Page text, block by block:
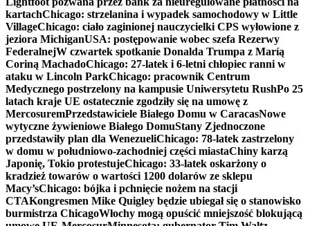
kartachChicago: strzelanina i wypadek samochodowy w Little
VillageChicago: ciało zaginionej nauczycielki CPS wyłowione z
jeziora MichiganUSA: postępowanie wobec szefa Rezerwy
FederalnejW czwartek spotkanie Donalda Trumpa z Maríą
Coriną MachadoChicago: 27-latek i 6-letni chłopiec ranni w
ataku w Lincoln ParkChicago: pracownik Centrum
Medycznego postrzelony na kampusie Uniwersytetu RushPo 25
latach kraje UE ostatecznie zgodziły się na umowę z
MercosuremPrzedstawiciele Białego Domu w CaracasNowe
wytyczne żywieniowe Białego DomuStany Zjednoczone
przedstawiły plan dla WenezueliChicago: 78-latek zastrzelony
w domu w południowo-zachodniej części miastaChiny karzą
Japonię, Tokio protestujeChicago: 33-latek oskarżony o
kradzież towarów o wartości 1200 dolarów ze sklepu
Macy’sChicago: bójka i pchnięcie nożem na stacji
CTAKongresmen Mike Quigley będzie ubiegał się o stanowisko
burmistrza ChicagoWłochy mogą opuścić mniejszość blokującą